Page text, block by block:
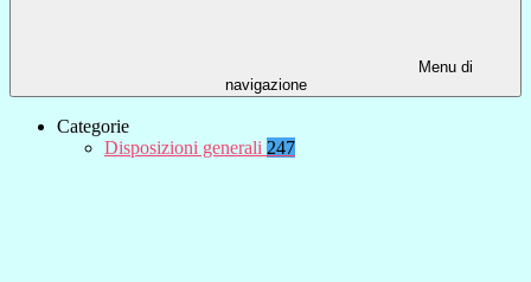
Menu di
navigazione
Categorie
Disposizioni generali 247